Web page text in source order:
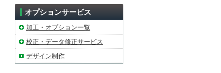
オプションサービス
加工・オプション一覧
校正・データ修正サービス
デザイン制作